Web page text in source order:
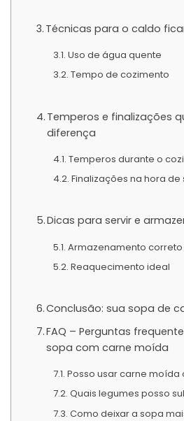
Técnicas para o caldo
Uso de água quente
Tempo de cozimento
Temperos e finalizações
diferença
Temperos durante o
Finalizações na hora de
Dicas para servir e
Armazenamento correto
Reaquecimento ideal
Conclusão: sua sopa de
FAQ – Perguntas
sopa com carne moída
Posso usar carne
Quais legumes posso
Como deixar a sopa